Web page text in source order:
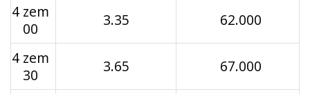
4 zem
00
3.35 62.000
4 zem
30
3.65 67.000